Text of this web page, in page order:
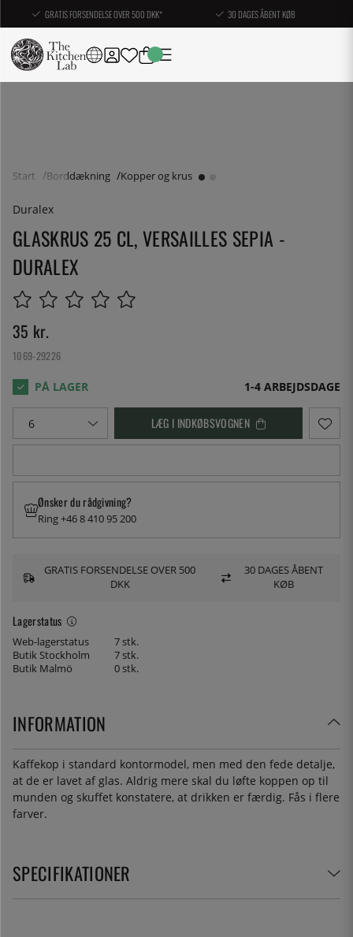
GRATIS FORSENDELSE OVER 500 DKK* 30 DAGES ÅBENT KØB
Start Borddækning Kopper og krus
Duralex
GLASKRUS 25 CL, VERSAILLES SEPIA -
DURALEX
35 kr.
1069-29226
1-4 ARBEJDSDAGE
LÆG I INDKØBSVOGNEN
Lagerstatus
Web-lagerstatus
7 stk.
Butik Stockholm
7 stk.
Butik Malmö
0 stk.
Ønsker du rådgivning?
Ring +46 8 410 95 200
GRATIS FORSENDELSE OVER 500
DKK
30 DAGES ÅBENT
KØB
INFORMATION
Kaffekop i standard kontormodel, men med den fede detalje,
at de er lavet af glas. Aldrig mere skal du løfte koppen op til
munden og skuffet konstatere, at drikken er færdig. Fås i flere
farver.
SPECIFIKATIONER